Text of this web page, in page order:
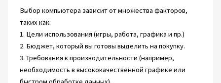
Выбор компьютера зависит от множества факторов,
таких как:
1. Цели использования (игры, работа, графика и пр.)
2. Бюджет, который вы готовы выделить на покупку.
3. Требования к производительности (например,
необходимость в высококачественной графике или